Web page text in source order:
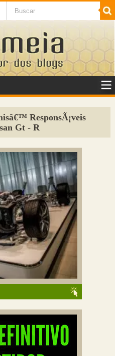
SaÃºde
ResponsÃ¡veis
Gt - R